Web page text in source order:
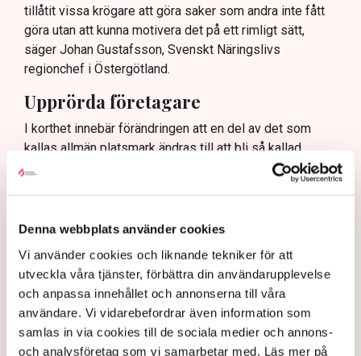
Denna webbplats använder cookies
Vi använder cookies och liknande tekniker för att
utveckla våra tjänster, förbättra din användarupplevelse
och anpassa innehållet och annonserna till våra
användare. Vi vidarebefordrar även information som
samlas in via cookies till de sociala medier och annons-
och analysföretag som vi samarbetar med. Läs mer på
tillåtit vissa krögare att göra saker som andra inte fått
göra utan att kunna motivera det på ett rimligt sätt,
säger Johan Gustafsson, Svenskt Näringslivs
regionchef i Östergötland.
Upprörda företagare
I korthet innebär förändringen att en del av det som
kallas allmän platsmark ändras till att bli så kallad
kvartersmark. Allmän platsmark är till för allmänheten
inte ha alltför omfattande konstruktioner som väggar
– Det har funnits konstruktioner runt uteserveringarna
som inte varit öppna och sådana är inte tillåtna på
offentlig mark. Därför görs förändringarna, säger Maria
Egebäck, enhetschef på driftstöd och service i
Norrköping.